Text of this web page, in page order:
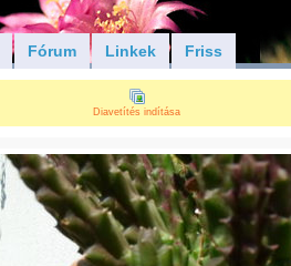
Fórum Linkek Friss
Diavetítés indítása